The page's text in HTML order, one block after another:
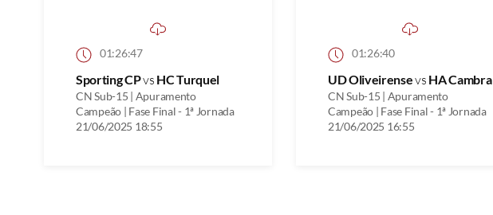
01:26:47
Sporting CPvs HC Turquel
CN Sub-15 | Apuramento
Campeão | Fase Final - 1ª Jornada
21/06/2025 18:55
01:26:40
UD Oliveirensevs HA Cambra
CN Sub-15 | Apuramento
Campeão | Fase Final - 1ª Jornada
21/06/2025 16:55